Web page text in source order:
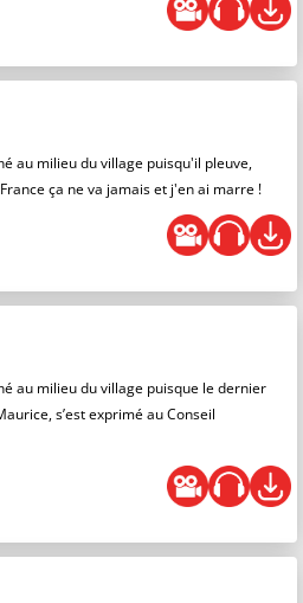
au milieu du village puisqu'il pleuve,
ça ne va jamais et j'en ai marre !
au milieu du village puisque le dernier
s’est exprimé au Conseil